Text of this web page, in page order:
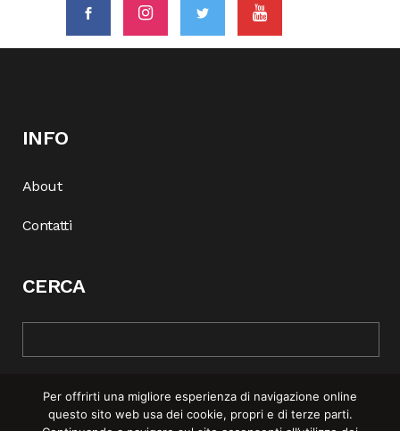
INFO
About
Contatti
CERCA
Per offrirti una migliore esperienza di navigazione online
questo sito web usa dei cookie, propri e di terze parti.